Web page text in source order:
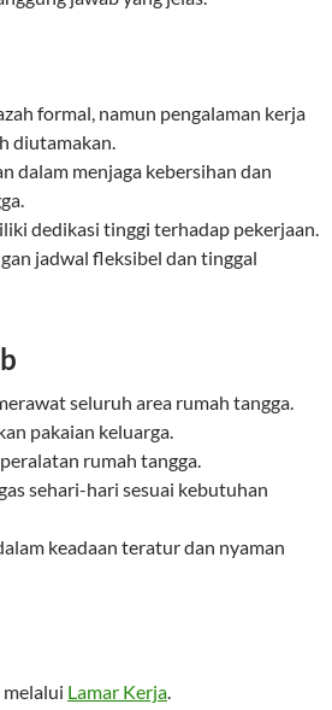
formal, namun pengalaman kerja
diutamakan.
dalam menjaga kebersihan dan
dedikasi tinggi terhadap pekerjaan.
jadwal fleksibel dan tinggal
seluruh area rumah tangga.
pakaian keluarga.
rumah tangga.
sehari-hari sesuai kebutuhan
keadaan teratur dan nyaman
Lamar Kerja.